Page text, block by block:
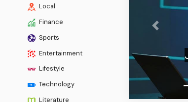
Local
Finance
Sports
Entertainment
Lifestyle
Technology
Literature
Previous